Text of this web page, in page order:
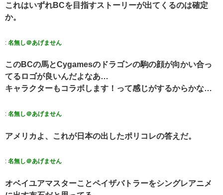
これはいずれBCを目指すストーリーが出てくるのは確定
か。
: 名無し＠あげません
このBCの馬とCygamesのドラゴンの駒の顔が向かい合っ
てるロゴが良いんだよなあ…
キャラクターもコラボします！って感じがするからかな…
: 名無し＠あげません
アメリカよ、これが日本の出したポリコレの答えだ。
: 名無し＠あげません
オベイユアマスターことペイザバトラーをシングレアニメ